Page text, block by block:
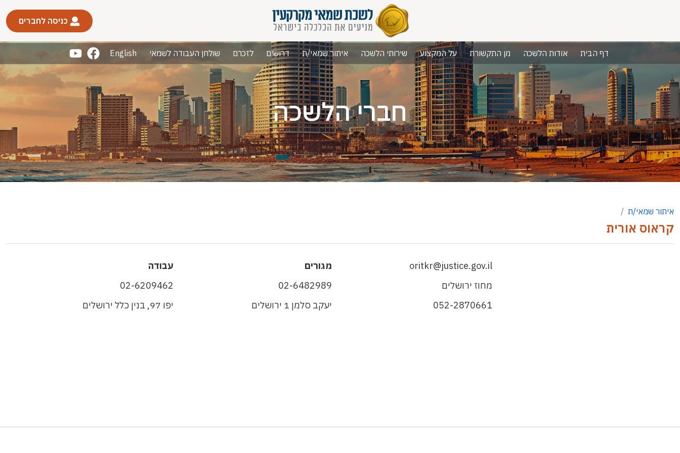
כניסה לחברים
דף הבית אודות הלשכה מן התקשורת על המקצוע שירותי הלשכה איתור שמאי/ת דרושים לזכרם שולחן העבודה לשמאי English
חברי הלשכה
איתור שמאי/ת
קראוס אורית
oritkr@justice.gov.il
מחוז ירושלים
052-2870661
מגורים
02-6482989
יעקב סלמן 1 ירושלים
עבודה
02-6209462
יפו 97, בנין כלל ירושלים